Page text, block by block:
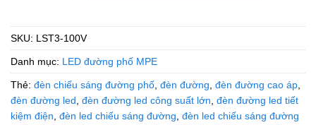
SKU: LST3-100V
Danh mục: LED đường phố MPE
Thẻ: đèn chiếu sáng đường phố, đèn đường, đèn đường cao áp,
đèn đường led, đèn đường led công suất lớn, đèn đường led tiết
kiệm điện, đèn led chiếu sáng đường, đèn led chiếu sáng đường